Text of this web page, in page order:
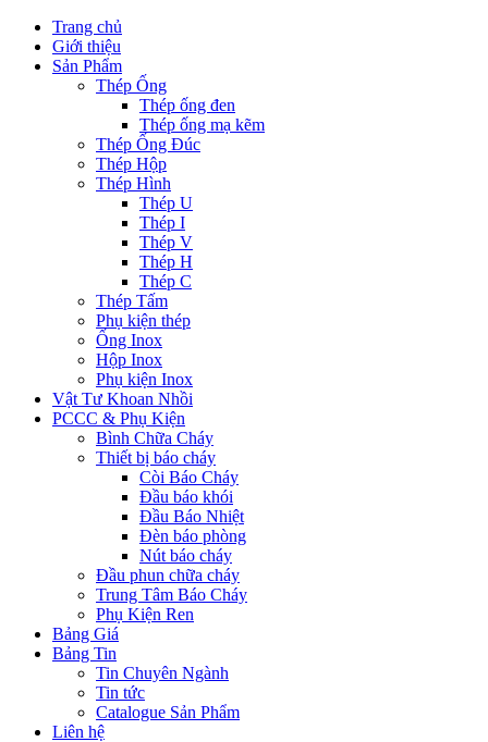
Trang chủ
Giới thiệu
Sản Phẩm
Thép Ống
Thép ống đen
Thép ống mạ kẽm
Thép Ống Đúc
Thép Hộp
Thép Hình
Thép U
Thép I
Thép V
Thép H
Thép C
Thép Tấm
Phụ kiện thép
Ống Inox
Hộp Inox
Phụ kiện Inox
Vật Tư Khoan Nhồi
PCCC & Phụ Kiện
Bình Chữa Cháy
Thiết bị báo cháy
Còi Báo Cháy
Đầu báo khói
Đầu Báo Nhiệt
Đèn báo phòng
Nút báo cháy
Đầu phun chữa cháy
Trung Tâm Báo Cháy
Phụ Kiện Ren
Bảng Giá
Bảng Tin
Tin Chuyên Ngành
Tin tức
Catalogue Sản Phẩm
Liên hệ